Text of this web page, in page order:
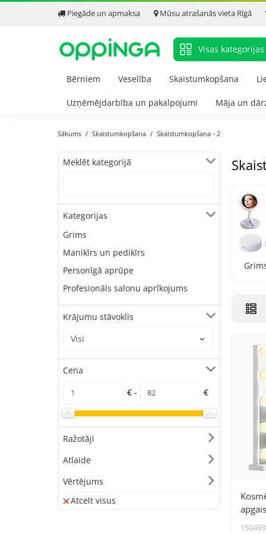
Piegāde un apmaksa Mūsu atrašanās vieta Rīgā
Visas kategorijas
Bērniem Veselība Skaistumkopšana
Uzņēmējdarbība un pakalpojumi Māja un
Sākums Skaistumkopšana Skaistumkopšana - 2
Meklēt kategorijā
Kategorijas
Grims
Manikīrs un pedikīrs
Personīgā aprūpe
Profesionāls salonu aprīkojums
Krājumu stāvoklis
Cena
€ -
€
Ražotāji
Atlaide
Vērtējums
Atcelt visus